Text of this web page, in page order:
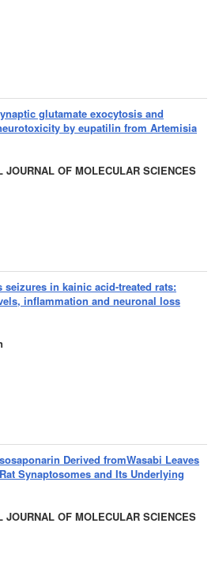
glutamate exocytosis and
by eupatilin from Artemisia
JOURNAL OF MOLECULAR SCIENCES
seizures in kainic acid-treated rats:
inflammation and neuronal loss
Derived fromWasabi Leaves
Synaptosomes and Its Underlying
JOURNAL OF MOLECULAR SCIENCES